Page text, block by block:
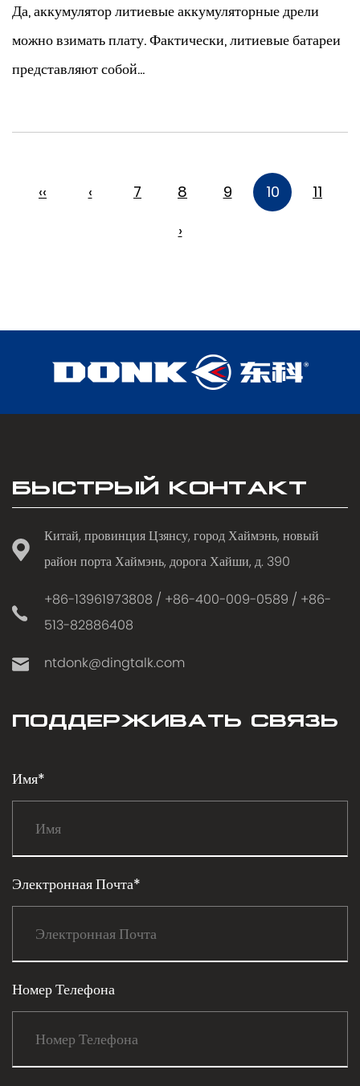
Да, аккумулятор литиевые аккумуляторные дрели
можно взимать плату. Фактически, литиевые батареи
представляют собой...
‹‹ ‹ 7 8 9 10
11
›
БЫСТРЫЙ КОНТАКТ
Китай, провинция Цзянсу, город Хаймэнь, новый
район порта Хаймэнь, дорога Хайши, д. 390
+86-13961973808 / +86-400-009-0589 / +86-
513-82886408
ntdonk@dingtalk.com
ПОДДЕРЖИВАТЬ СВЯЗЬ
Имя*
Электронная Почта*
Номер Телефона